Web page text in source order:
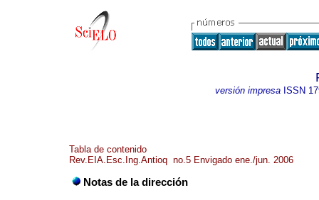
versión impresaISSN
Tabla de contenido
Rev.EIA.Esc.Ing.Antioq no.5 Envigado ene./jun. 2006
Notas de la dirección